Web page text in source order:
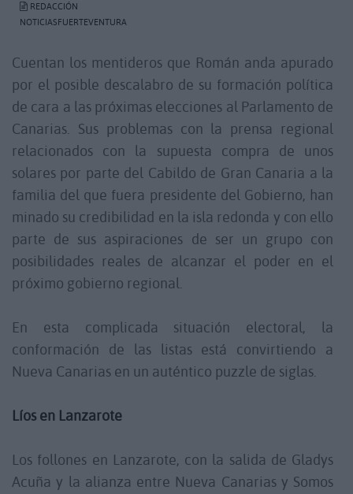
REDACCIÓN
NOTICIASFUERTEVENTURA
Cuentan los mentideros que Román anda apurado
por el posible descalabro de su formación política
de cara a las próximas elecciones al Parlamento de
Canarias. Sus problemas con la prensa regional
relacionados con la supuesta compra de unos
solares por parte del Cabildo de Gran Canaria a la
familia del que fuera presidente del Gobierno, han
minado su credibilidad en la isla redonda y con ello
parte de sus aspiraciones de ser un grupo con
posibilidades reales de alcanzar el poder en el
próximo gobierno regional.
En esta complicada situación electoral, la
conformación de las listas está convirtiendo a
Nueva Canarias en un auténtico puzzle de siglas.
Líos en Lanzarote
Los follones en Lanzarote, con la salida de Gladys
Acuña y la alianza entre Nueva Canarias y Somos